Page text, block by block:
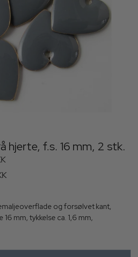
hjerte, f.s. 16 mm, 2 stk.
og forsølvet kant,
mm, tykkelse ca. 1,6 mm,